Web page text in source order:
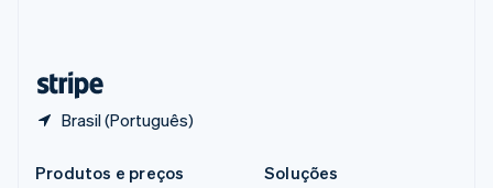
Brasil (Português)
Produtos e preços
Soluções